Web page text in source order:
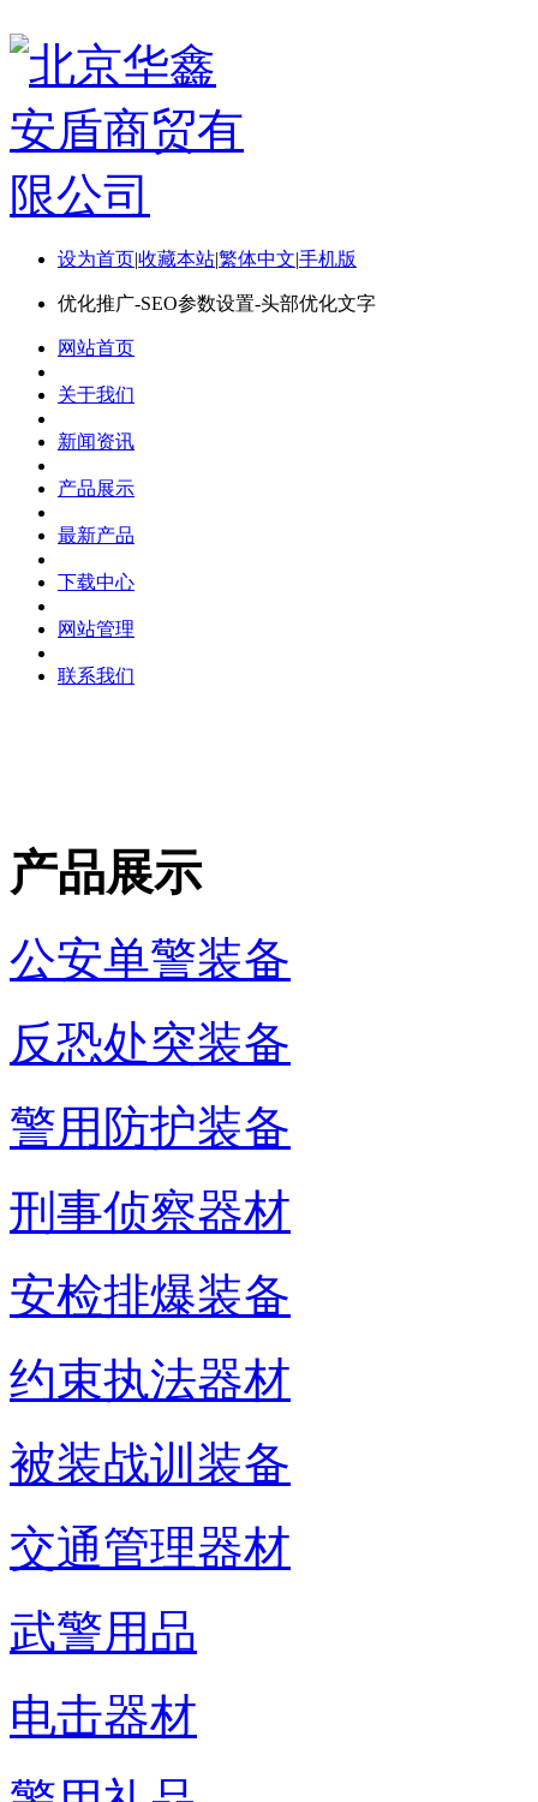
设为首页|收藏本站|繁体中文|手机版
优化推广-SEO参数设置-头部优化文字
网站首页
关于我们
新闻资讯
产品展示
最新产品
下载中心
网站管理
联系我们
产品展示
公安单警装备
反恐处突装备
警用防护装备
刑事侦察器材
安检排爆装备
约束执法器材
被装战训装备
交通管理器材
武警用品
电击器材